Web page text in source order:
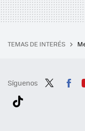
TEMAS DE INTERÉS
Síguenos